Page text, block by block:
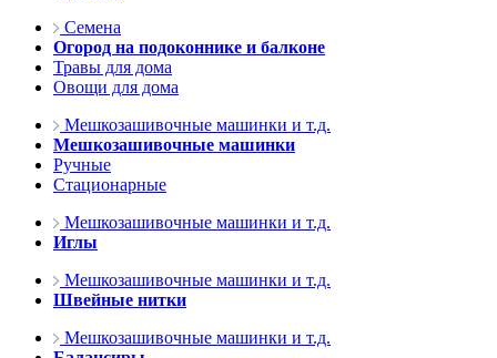
Семена
Огород на подоконнике и балконе
Травы для дома
Овощи для дома
Мешкозашивочные машинки и т.д.
Мешкозашивочные машинки
Ручные
Стационарные
Мешкозашивочные машинки и т.д.
Иглы
Мешкозашивочные машинки и т.д.
Швейные нитки
Мешкозашивочные машинки и т.д.